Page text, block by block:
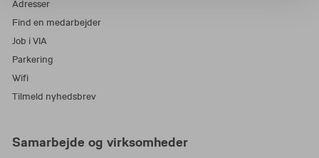
Adresser
Find en medarbejder
Job i VIA
Parkering
Wifi
Tilmeld nyhedsbrev
Samarbejde og virksomheder